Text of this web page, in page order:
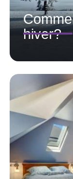
hiver?